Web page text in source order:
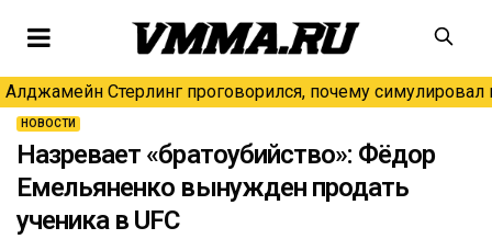
Алджамейн Стерлинг проговорился, почему симулировал
НОВОСТИ
Назревает «братоубийство»: Фёдор
Емельяненко вынужден продать
ученика в UFC